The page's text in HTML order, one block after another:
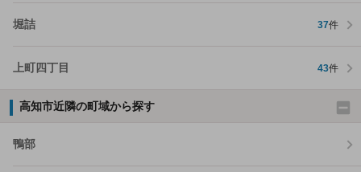
堀詰 37件
上町四丁目 43件
高知市近隣の町域から探す
鴨部